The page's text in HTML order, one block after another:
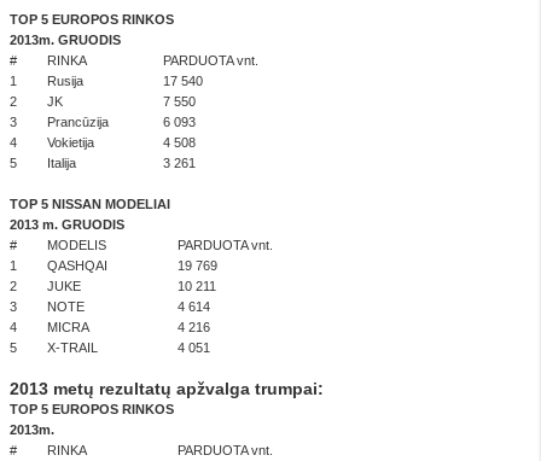
TOP 5 EUROPOS RINKOS
2013m. GRUODIS
#
RINKA
PARDUOTA vnt.
1
Rusija
17 540
2
JK
7 550
3
Prancūzija
6 093
4
Vokietija
4 508
5
Italija 3 261
TOP 5 NISSAN MODELIAI
2013 m. GRUODIS
#
MODELIS
PARDUOTA vnt.
1
QASHQAI
19 769
2
JUKE
10 211
3
NOTE
4 614
4
MICRA
4 216
5
X-TRAIL 4 051
2013metų rezultatų apžvalga trumpai:
TOP 5 EUROPOS RINKOS
2013m.
#
RINKA
PARDUOTA vnt.